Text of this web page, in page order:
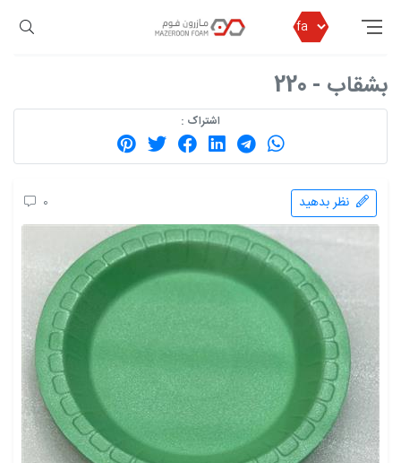
مازرون فوم محصولات
ظروف یکبار مصرف
ظروف بسته بندی بدون درب
بشقاب - 220
بشقاب - 220
اشتراک :
0